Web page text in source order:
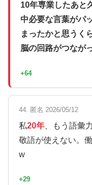
10年専業したあと
中必要な言葉がパ
まったかと思うく
脳の回路がつなが
+64
44. 匿名 2026/05/12
私20年 、もう語彙
敬語が使えない。
w
+29